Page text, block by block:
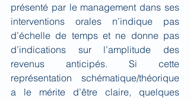
présenté par le management dans ses
interventions orales n’indique pas
d’échelle de temps et ne donne pas
d’indications sur l’amplitude des
revenus anticipés. Si cette
représentation schématique/théorique
a le mérite d’être claire, quelques